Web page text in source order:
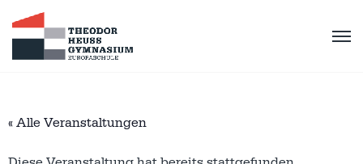
« Alle Veranstaltungen